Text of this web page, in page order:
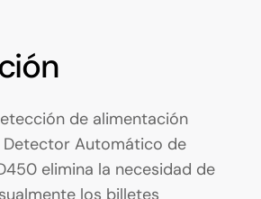
de alimentación
Automático de
elimina la necesidad de
los billetes